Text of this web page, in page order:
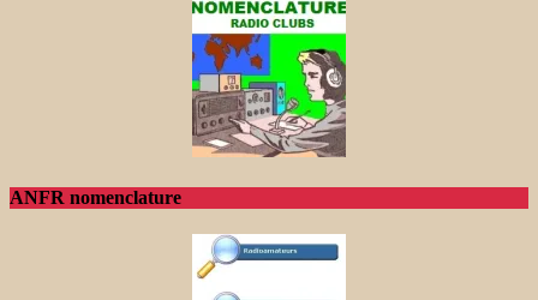
ANFR nomenclature